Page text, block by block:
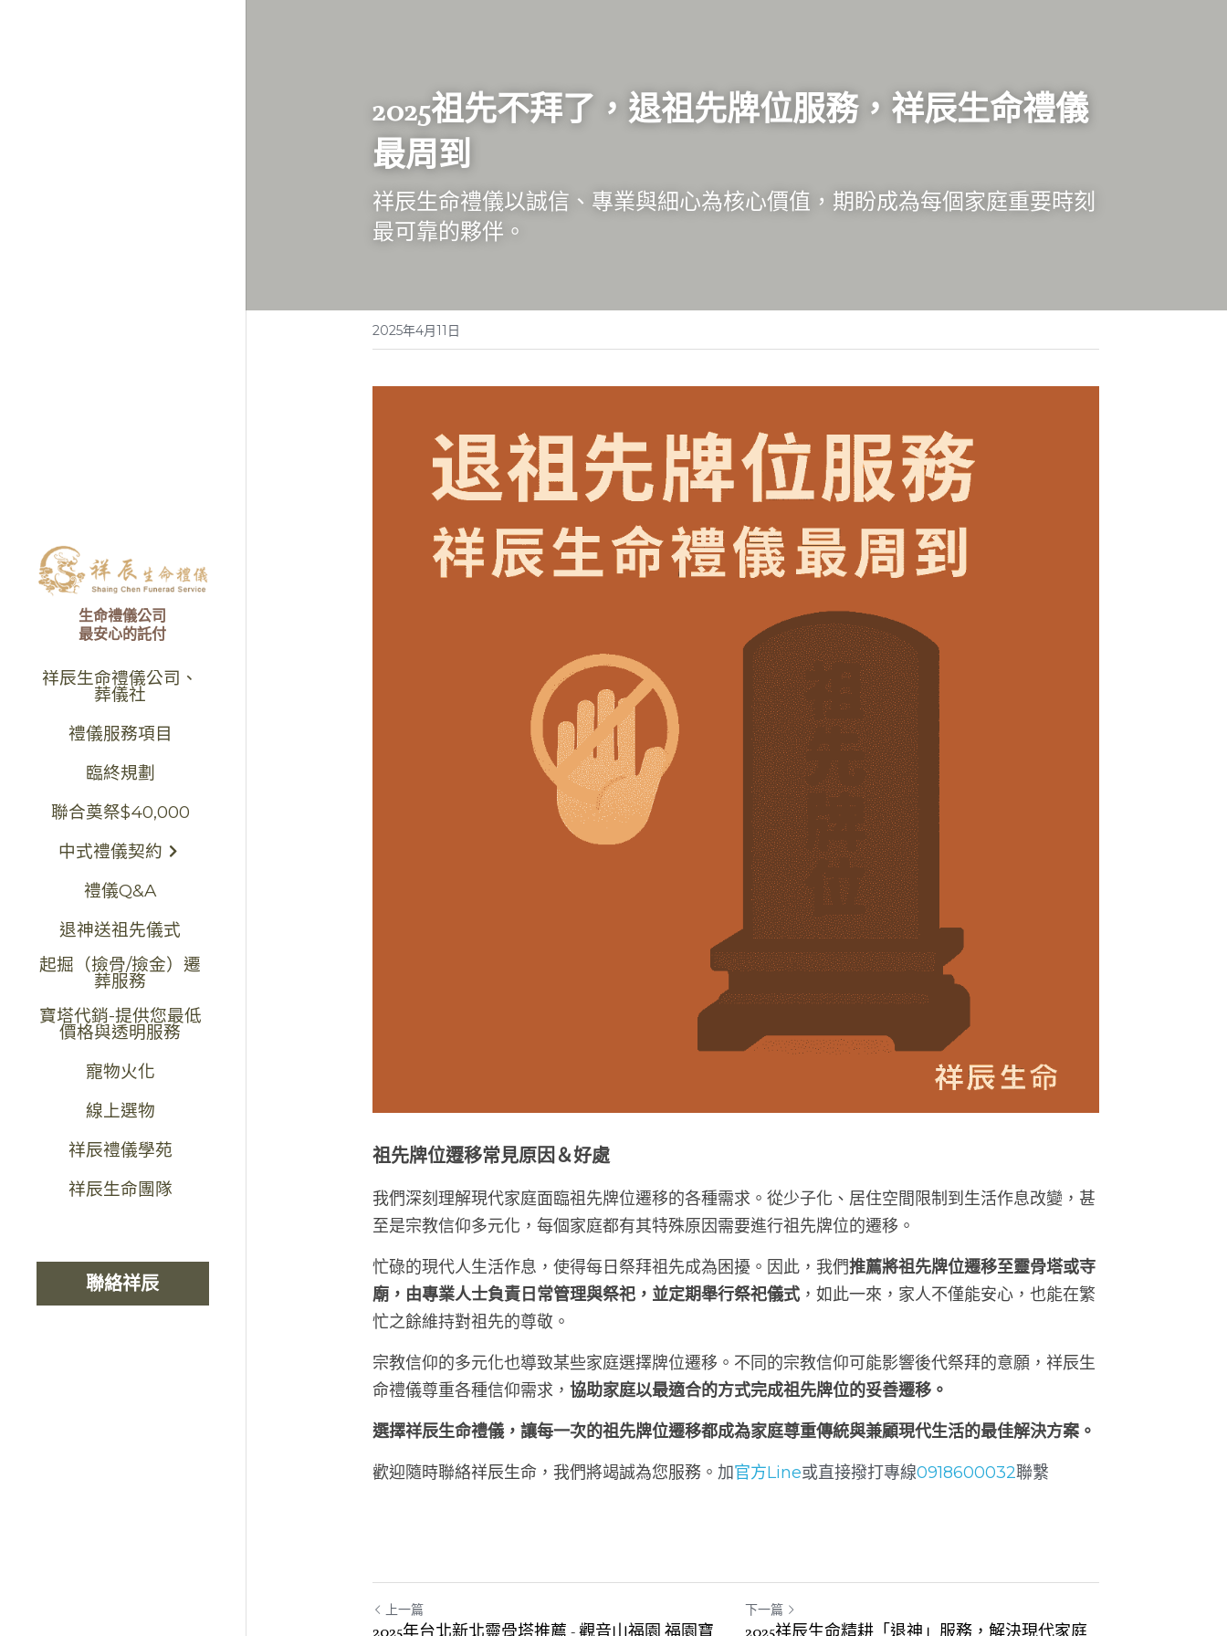
生命禮儀公司
最安心的託付
祥辰生命禮儀公司、
葬儀社
禮儀服務項目
臨終規劃
聯合奠祭$40,000
中式禮儀契約
禮儀Q&A
退神送祖先儀式
起掘（撿骨/撿金）遷
葬服務
寶塔代銷-提供您最低
價格與透明服務
寵物火化
線上選物
祥辰禮儀學苑
祥辰生命團隊
聯絡祥辰
2025祖先不拜了，退祖先牌位服務，祥辰生命禮儀
最周到
祥辰生命禮儀以誠信、專業與細心為核心價值，期盼成為每個家庭重要時刻
最可靠的夥伴。
2025年4月11日
祖先牌位遷移常見原因＆好處
我們深刻理解現代家庭面臨祖先牌位遷移的各種需求。從少子化、居住空間限制到生活作息改變，甚
至是宗教信仰多元化，每個家庭都有其特殊原因需要進行祖先牌位的遷移。
忙碌的現代人生活作息，使得每日祭拜祖先成為困擾。因此，我們推薦將祖先牌位遷移至靈骨塔或寺
廟，由專業人士負責日常管理與祭祀，並定期舉行祭祀儀式 ，如此一來，家人不僅能安心，也能在繁
忙之餘維持對祖先的尊敬。
宗教信仰的多元化也導致某些家庭選擇牌位遷移。不同的宗教信仰可能影響後代祭拜的意願，祥辰生
命禮儀尊重各種信仰需求，協助家庭以最適合的方式完成祖先牌位的妥善遷移。
選擇祥辰生命禮儀，讓每一次的祖先牌位遷移都成為家庭尊重傳統與兼顧現代生活的最佳解決方案。
歡迎隨時聯絡祥辰生命，我們將竭誠為您服務。 加官方Line或直接撥打專線0918600032聯繫
上一篇
2025年台北新北靈骨塔推薦 - 觀音山福園 福園寶
下一篇
2025祥辰生命精耕「退神」服務，解決現代家庭